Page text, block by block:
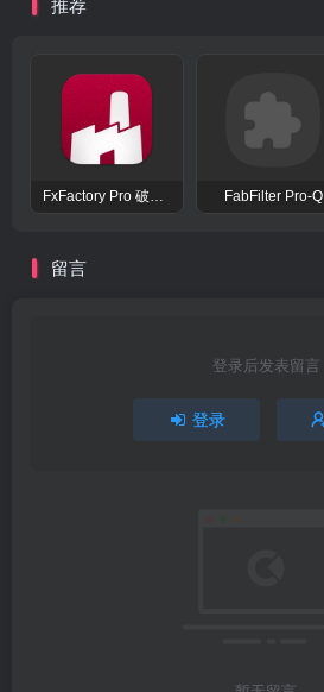
推荐
FxFactory Pro 破解版 视觉效果插件工具包 FabFilter Pro-Q
留言
登录后发表留言
登录